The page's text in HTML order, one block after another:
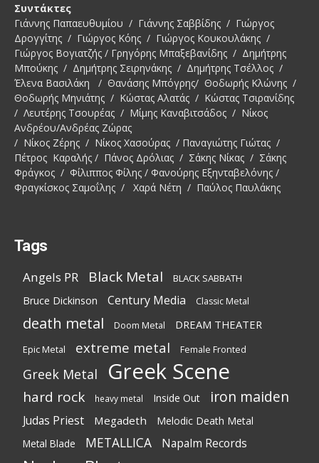
Συντάκτες
Γιάννης Παπαευθυμίου / Γιάννης Σαββίδης / Γιώργος
Δρογγίτης / Γιώργος Κόης / Γιώργος Κουκουλάκης /
Γιώργος Βογιατζής / Γρηγόρης Μπαξεβανίδης / Δημήτρης
Μπούκης / Δημήτρης Σειρηνάκης / Δημήτρης Τσέλλος /
Έλενα Βασιλάκη / Θανάσης Μπόγρης/ Θοδωρής Κλώνης /
Θοδωρής Μηνιάτης / Κώστας Αλατάς / Κώστας Τσιρανίδης
/ Λευτέρης Τσουρέας / Μίμης Καναβιτσάδος / Νίκος
Ανδρέου/Ανδρέας Ζώρας
/ Νίκος Ζέρης / Νίκος Χασούρας / Παναγιώτης Γιώτας /
Πέτρος Καραλής / Πάνος Δρόλιας / Σάκης Νίκας / Σάκης
Φράγκος / Φίλιππος Φίλης / Φανούρης Εξηνταβελόνης /
Φραγκίσκος Σαμοΐλης / Χαρά Νέτη / Παύλος Παυλάκης
Tags
Angels PR Black Metal BLACK SABBATH
Bruce Dickinson Century Media Classic Metal
death metal Doom Metal DREAM THEATER
Epic Metal extreme metal Female Fronted
Greek Metal Greek Scene
hard rock heavy metal Inside Out iron maiden
Judas Priest Megadeth Melodic Death Metal
Metal Blade METALLICA Napalm Records